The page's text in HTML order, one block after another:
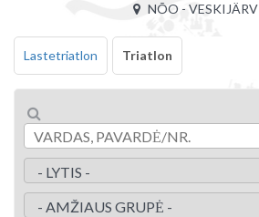
NÕO - VESKIJÄRV
Lastetriatlon Triatlon